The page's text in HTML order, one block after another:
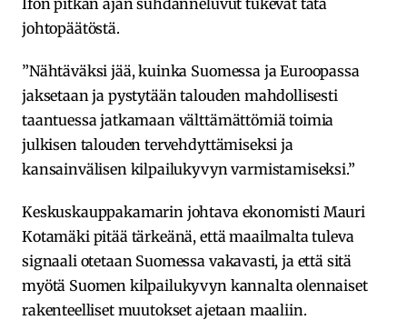
johtopäätöstä.
”Nähtäväksi jää, kuinka Suomessa ja Euroopassa
jaksetaan ja pystytään talouden mahdollisesti
taantuessa jatkamaan välttämättömiä toimia
julkisen talouden tervehdyttämiseksi ja
kansainvälisen kilpailukyvyn varmistamiseksi.”
Keskuskauppakamarin johtava ekonomisti Mauri
Kotamäki pitää tärkeänä, että maailmalta tuleva
signaali otetaan Suomessa vakavasti, ja että sitä
myötä Suomen kilpailukyvyn kannalta olennaiset
rakenteelliset muutokset ajetaan maaliin.